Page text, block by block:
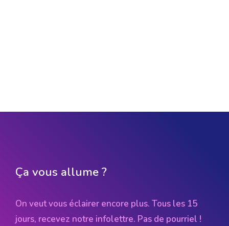
Ça vous allume ?
On veut vous éclairer encore plus. Tous les 15
jours, recevez notre infolettre. Pas de pourriel !